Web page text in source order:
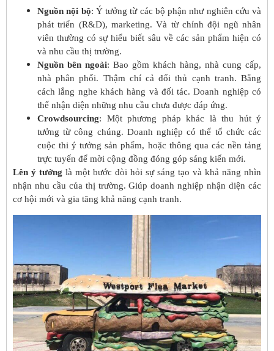
Nguồn nội bộ: Ý tưởng từ các bộ phận như nghiên cứu và
phát triển (R&D), marketing. Và từ chính đội ngũ nhân
viên thường có sự hiểu biết sâu về các sản phẩm hiện có
và nhu cầu thị trường.
Nguồn bên ngoài: Bao gồm khách hàng, nhà cung cấp,
nhà phân phối. Thậm chí cả đối thủ cạnh tranh. Bằng
cách lắng nghe khách hàng và đối tác. Doanh nghiệp có
thể nhận diện những nhu cầu chưa được đáp ứng.
Crowdsourcing: Một phương pháp khác là thu hút ý
tưởng từ công chúng. Doanh nghiệp có thể tổ chức các
cuộc thi ý tưởng sản phẩm, hoặc thông qua các nền tảng
trực tuyến để mời cộng đồng đóng góp sáng kiến mới.
Lên ý tưởng là một bước đòi hỏi sự sáng tạo và khả năng nhìn
nhận nhu cầu của thị trường. Giúp doanh nghiệp nhận diện các
cơ hội mới và gia tăng khả năng cạnh tranh.